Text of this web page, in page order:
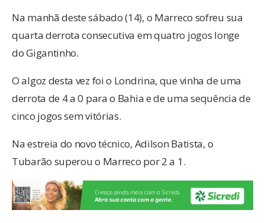
Na manhã deste sábado (14), o Marreco sofreu sua
quarta derrota consecutiva em quatro jogos longe
do Gigantinho.
O algoz desta vez foi o Londrina, que vinha de uma
derrota de 4 a 0 para o Bahia e de uma sequência de
cinco jogos sem vitórias.
Na estreia do novo técnico, Adilson Batista, o
Tubarão superou o Marreco por 2 a 1.